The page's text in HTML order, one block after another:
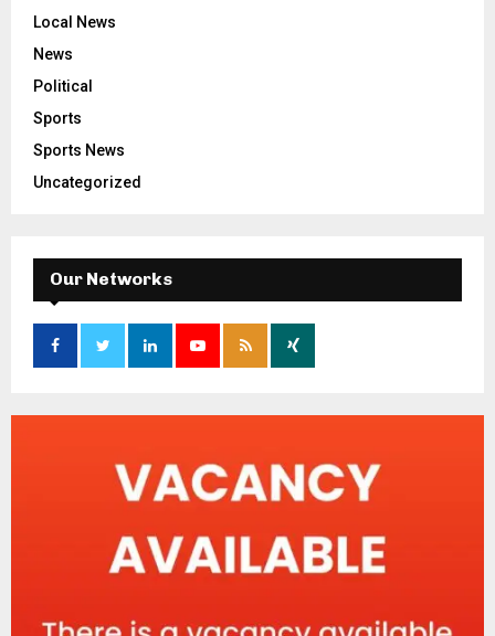
Local News
News
Political
Sports
Sports News
Uncategorized
Our Networks